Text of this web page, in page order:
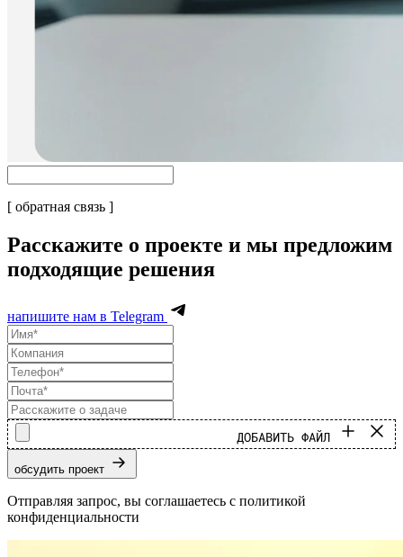
[ обратная связь ]
Расскажите о проекте и мы предложим
подходящие решения
напишите нам в Telegram
ДОБАВИТЬ ФАЙЛ
обсудить проект
Отправляя запрос, вы соглашаетесь с политикой
конфиденциальности